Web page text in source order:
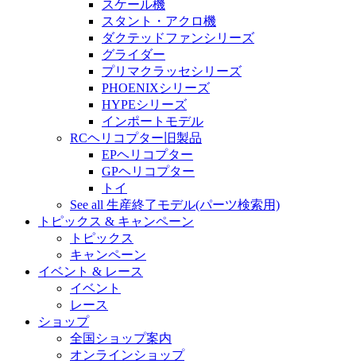
スケール機
スタント・アクロ機
ダクテッドファンシリーズ
グライダー
プリマクラッセシリーズ
PHOENIXシリーズ
HYPEシリーズ
インポートモデル
RCヘリコプター旧製品
EPヘリコプター
GPヘリコプター
トイ
See all 生産終了モデル(パーツ検索用)
トピックス & キャンペーン
トピックス
キャンペーン
イベント & レース
イベント
レース
ショップ
全国ショップ案内
オンラインショップ